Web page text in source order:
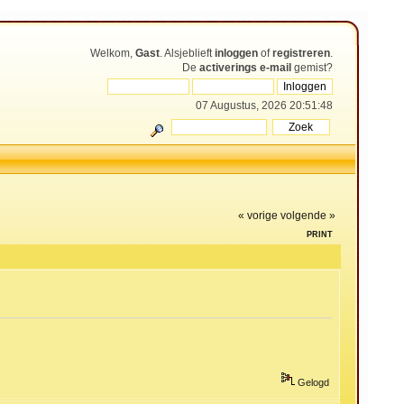
Welkom, Gast. Alsjeblieftinloggenofregistreren.
De activerings e-mail gemist?
07 Augustus, 2026 20:51:48
« vorige volgende »
PRINT
Gelogd